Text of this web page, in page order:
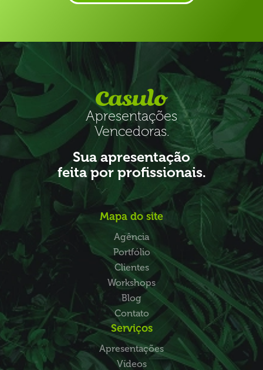
Apresentações
Vencedoras.
Sua apresentação
feita por profissionais.
Mapa do site
Agência
Portfólio
Clientes
Workshops
Blog
Contato
Serviços
Apresentações
Vídeos